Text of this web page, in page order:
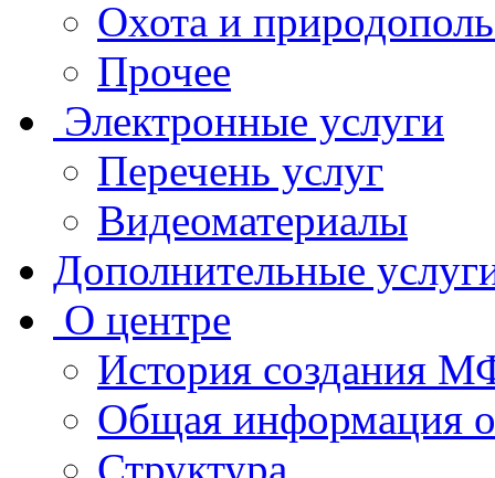
Охота и
Прочее
Электронные услуги
Перечень услуг
Видеоматериалы
Дополнительные
О центре
История создания
Общая